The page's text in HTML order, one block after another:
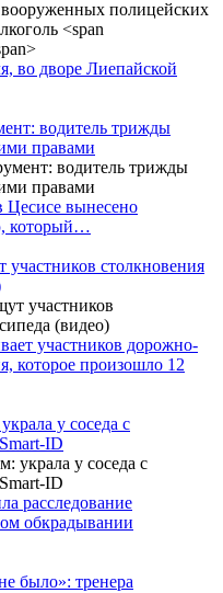
во дворе Лиепайской
водитель трижды
правами
Цесисе вынесено
который…
столкновения
участников дорожно-
которое произошло 12
у соседа с
ID
расследование
обкрадывании
было»: тренера